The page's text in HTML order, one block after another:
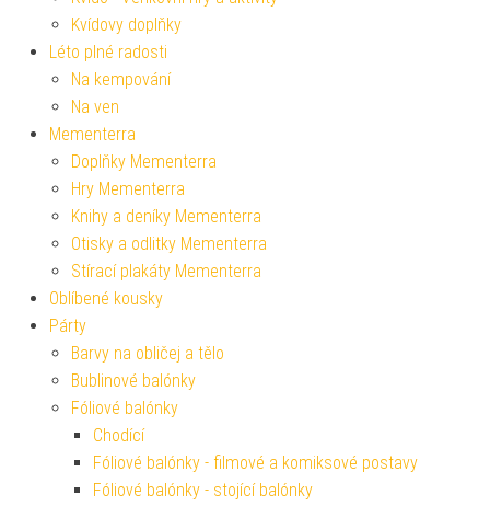
Kvídovy doplňky
Léto plné radosti
Na kempování
Na ven
Mementerra
Doplňky Mementerra
Hry Mementerra
Knihy a deníky Mementerra
Otisky a odlitky Mementerra
Stírací plakáty Mementerra
Oblíbené kousky
Párty
Barvy na obličej a tělo
Bublinové balónky
Fóliové balónky
Chodící
Fóliové balónky - filmové a komiksové postavy
Fóliové balónky - stojící balónky